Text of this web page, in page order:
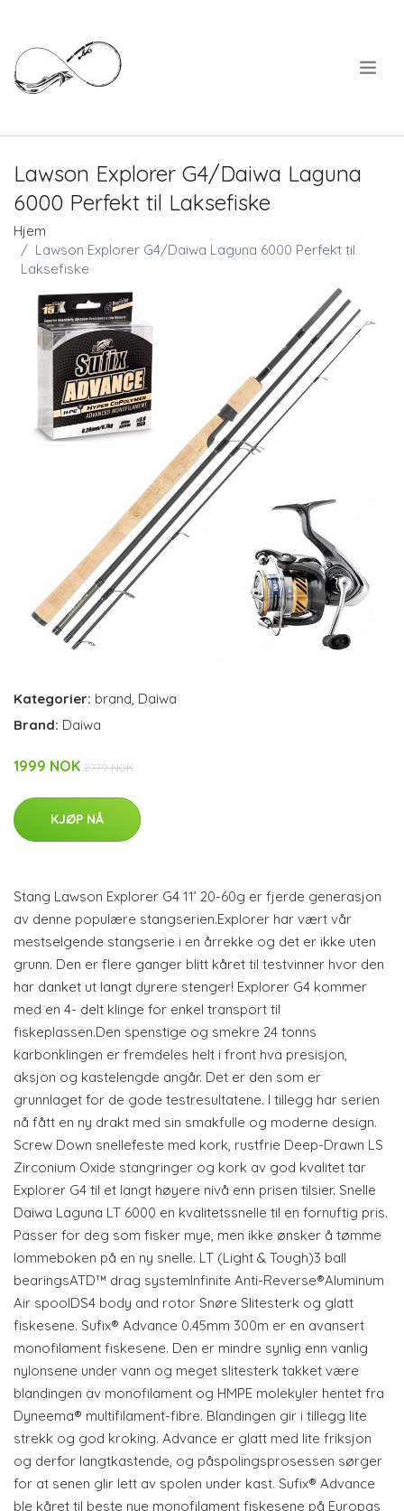
Lawson Explorer G4/Daiwa Laguna
6000 Perfekt til Laksefiske
Hjem
Lawson Explorer G4/Daiwa Laguna 6000 Perfekt til
Laksefiske
Kategorier: brand, Daiwa
Brand: Daiwa
1999 NOK 2779 NOK
KJØP NÅ
Stang Lawson Explorer G4 11’ 20-60g er fjerde generasjon
av denne populære stangserien.Explorer har vært vår
mestselgende stangserie i en årrekke og det er ikke uten
grunn. Den er flere ganger blitt kåret til testvinner hvor den
har danket ut langt dyrere stenger! Explorer G4 kommer
med en 4- delt klinge for enkel transport til
fiskeplassen.Den spenstige og smekre 24 tonns
karbonklingen er fremdeles helt i front hva presisjon,
aksjon og kastelengde angår. Det er den som er
grunnlaget for de gode testresultatene. I tillegg har serien
nå fått en ny drakt med sin smakfulle og moderne design.
Screw Down snellefeste med kork, rustfrie Deep-Drawn LS
Zirconium Oxide stangringer og kork av god kvalitet tar
Explorer G4 til et langt høyere nivå enn prisen tilsier. Snelle
Daiwa Laguna LT 6000 en kvalitetssnelle til en fornuftig pris.
Passer for deg som fisker mye, men ikke ønsker å tømme
lommeboken på en ny snelle. LT (Light & Tough)3 ball
bearingsATD™ drag systemInfinite Anti-Reverse®Aluminum
Air spoolDS4 body and rotor Snøre Slitesterk og glatt
fiskesene. Sufix® Advance 0.45mm 300m er en avansert
monofilament fiskesene. Den er mindre synlig enn vanlig
nylonsene under vann og meget slitesterk takket være
blandingen av monofilament og HMPE molekyler hentet fra
Dyneema® multifilament-fibre. Blandingen gir i tillegg lite
strekk og god kroking. Advance er glatt med lite friksjon
og derfor langtkastende, og påspolingsprosessen sørger
for at senen glir lett av spolen under kast. Sufix® Advance
ble kåret til beste nye monofilament fiskesene på Europas